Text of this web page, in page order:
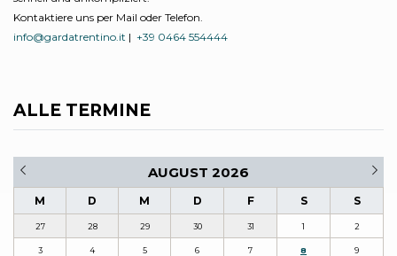
Kontaktiere uns per Mail oder Telefon.
info@gardatrentino.it | +39 0464 554444
ALLE TERMINE
AUGUST 2026
M D M D F S S
27 28 29 30 31 1 2
3 4 5 6 7 8 9